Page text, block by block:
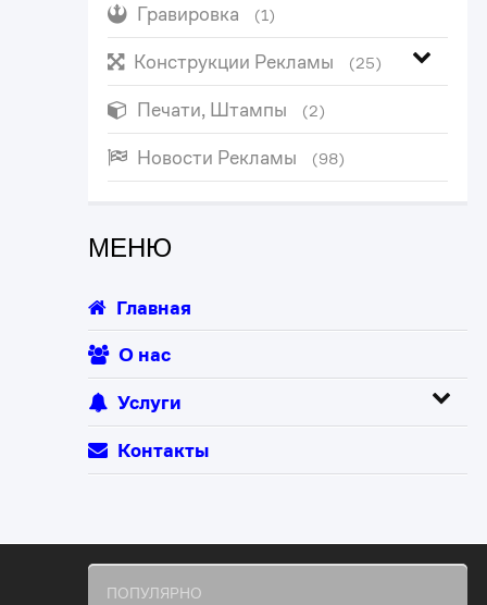
Гравировка (1)
Конструкции Рекламы (25)
Печати, Штампы (2)
Новости Рекламы (98)
МЕНЮ
Главная
О нас
Услуги
Контакты
ПОПУЛЯРНО